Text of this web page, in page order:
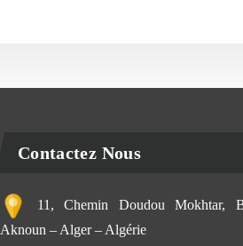
Contactez Nous
11, Chemin Doudou Mokhtar,
Aknoun – Alger – Algérie